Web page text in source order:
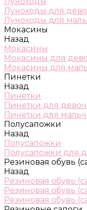
Луноходы для
Луноходы для
Мокасины
Назад
Мокасины
Мокасины для
Мокасины для
Пинетки
Назад
Пинетки
Пинетки для
Пинетки для
Полусапожки
Назад
Полусапожки
Полусапожки для
Резиновая обувь
Назад
Резиновая обувь
Резиновая обувь
Резиновая обувь